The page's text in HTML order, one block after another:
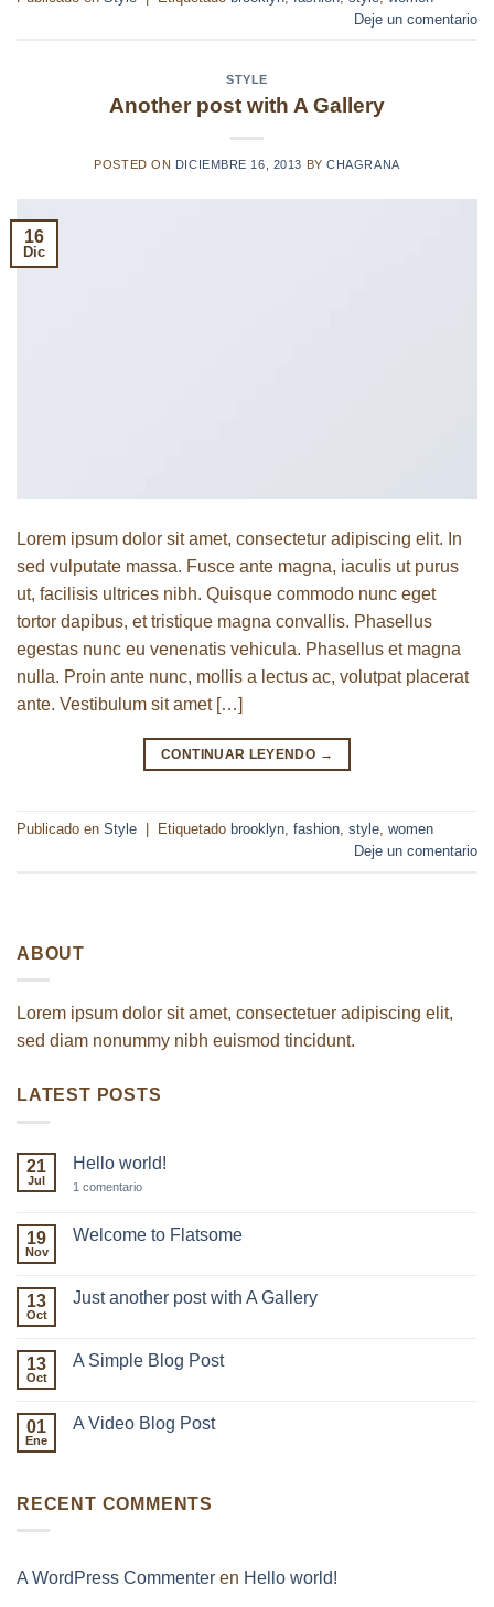
Deje un comentario
STYLE
Another post with A Gallery
POSTED ON DICIEMBRE 16, 2013 BYCHAGRANA
16
Dic
Lorem ipsum dolor sit amet, consectetur adipiscing elit. In
sed vulputate massa. Fusce ante magna, iaculis ut purus
ut, facilisis ultrices nibh. Quisque commodo nunc eget
tortor dapibus, et tristique magna convallis. Phasellus
egestas nunc eu venenatis vehicula. Phasellus et magna
nulla. Proin ante nunc, mollis a lectus ac, volutpat placerat
ante. Vestibulum sit amet […]
CONTINUAR LEYENDO →
Publicado en Style Etiquetado brooklyn, fashion, style, women
Deje un comentario
ABOUT
Lorem ipsum dolor sit amet, consectetuer adipiscing elit,
sed diam nonummy nibh euismod tincidunt.
LATEST POSTS
21
Jul
Hello world!
1 comentarioen
19
Nov
Welcome to Flatsome
en
13
Oct
Just another post with A Gallery
en
with
A
13
Oct
A Simple Blog Post
en
01
Ene
A Video Blog Post
A
RECENT COMMENTS
A WordPress Commenter en Hello world!